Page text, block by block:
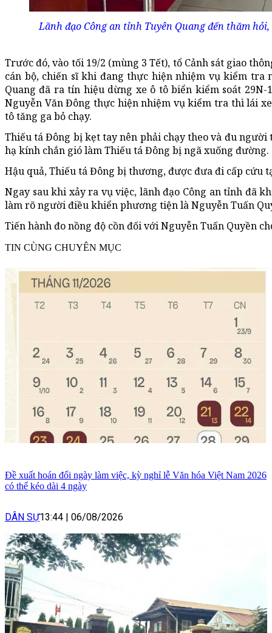
Lãnh đạo Công an tỉnh Tuyên Quang đến thăm
Trước đó, vào tối 19/2 (mùng 3 Tết), tổ Cảnh sát giao
cán bộ, chiến sĩ khi đang thực hiện nhiệm vụ kiểm tra
Quang đã ra tín hiệu dừng xe ô tô biển kiểm soát
Nguyễn Văn Đông thực hiện nhiệm vụ kiểm tra thì lái
tô tăng ga bỏ chạy.
Thiếu tá Đông bị kẹt tay nên phải chạy theo và đu
hạ kính chắn gió làm Thiếu tá Đông bị ngã xuống đường.
Hậu quả, Thiếu tá Đông bị thương, được đưa đi cấp cứu
Ngay sau khi xảy ra vụ việc, lãnh đạo Công an tỉnh đã
làm rõ người điều khiển phương tiện là Nguyễn Tuấn
Tiến hành đo nồng độ cồn đối với Nguyễn Tuấn Quyền
TIN CÙNG CHUYÊN MỤC
Đề xuất hoán đổi ngày làm việc, kỳ nghỉ lễ Văn hóa Việt Nam 2026
có thể kéo dài 4 ngày
DÂN SỰ13:44 06/08/2026